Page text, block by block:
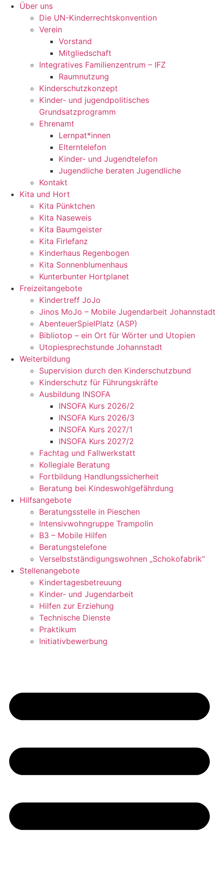
Über uns
Die UN-Kinderrechtskonvention
Verein
Vorstand
Mitgliedschaft
Integratives Familienzentrum – IFZ
Raumnutzung
Kinderschutzkonzept
Kinder- und jugendpolitisches
Grundsatzprogramm
Ehrenamt
Lernpat*innen
Elterntelefon
Kinder- und Jugendtelefon
Jugendliche beraten Jugendliche
Kontakt
Kita und Hort
Kita Pünktchen
Kita Naseweis
Kita Baumgeister
Kita Firlefanz
Kinderhaus Regenbogen
Kita Sonnenblumenhaus
Kunterbunter Hortplanet
Freizeitangebote
Kindertreff JoJo
Jinos MoJo – Mobile Jugendarbeit Johannstadt
AbenteuerSpielPlatz (ASP)
Bibliotop – ein Ort für Wörter und Utopien
Utopiesprechstunde Johannstadt
Weiterbildung
Supervision durch den Kinderschutzbund
Kinderschutz für Führungskräfte
Ausbildung INSOFA
INSOFA Kurs 2026/2
INSOFA Kurs 2026/3
INSOFA Kurs 2027/1
INSOFA Kurs 2027/2
Fachtag und Fallwerkstatt
Kollegiale Beratung
Fortbildung Handlungssicherheit
Beratung bei Kindeswohlgefährdung
Hilfsangebote
Beratungsstelle in Pieschen
Intensivwohngruppe Trampolin
B3 – Mobile Hilfen
Beratungstelefone
Verselbstständigungswohnen „Schokofabrik“
Stellenangebote
Kindertagesbetreuung
Kinder- und Jugendarbeit
Hilfen zur Erziehung
Technische Dienste
Praktikum
Initiativbewerbung